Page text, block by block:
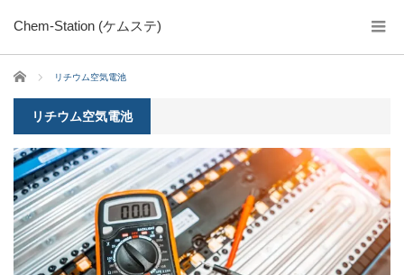
Chem-Station (ケムステ)
ホーム リチウム空気電池
リチウム空気電池